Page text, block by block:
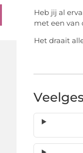
Heb jij al
met een van
Het draait